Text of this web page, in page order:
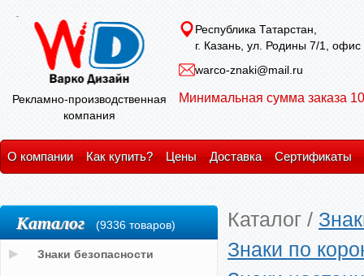
Рекламно-производственная
компания
Республика Татарстан,
г. Казань, ул. Родины 7/1, офис
warco-znaki@mail.ru
Минимальная сумма заказа
О компании Как купить? Цены Доставка Сертификаты
Каталог /
Знаки по
Каталог (9336 товаров)
Знаки безопасности